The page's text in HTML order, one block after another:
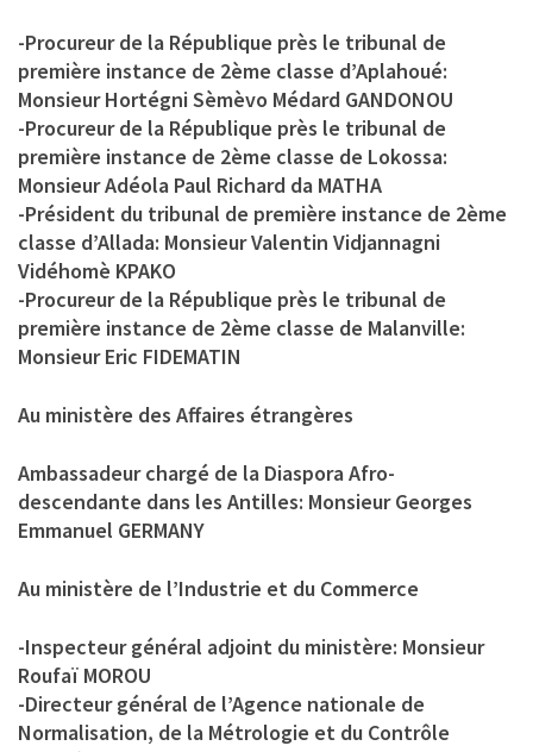
-Procureur de la République près le tribunal de
première instance de 2ème classe d’Aplahoué:
Monsieur Hortégni Sèmèvo Médard GANDONOU
-Procureur de la République près le tribunal de
première instance de 2ème classe de Lokossa:
Monsieur Adéola Paul Richard da MATHA
-Président du tribunal de première instance de 2ème
classe d’Allada: Monsieur Valentin Vidjannagni
Vidéhomè KPAKO
-Procureur de la République près le tribunal de
première instance de 2ème classe de Malanville:
Monsieur Eric FIDEMATIN
Au ministère des Affaires étrangères
Ambassadeur chargé de la Diaspora Afro-
descendante dans les Antilles: Monsieur Georges
Emmanuel GERMANY
Au ministère de l’Industrie et du Commerce
-Inspecteur général adjoint du ministère: Monsieur
Roufaï MOROU
-Directeur général de l’Agence nationale de
Normalisation, de la Métrologie et du Contrôle